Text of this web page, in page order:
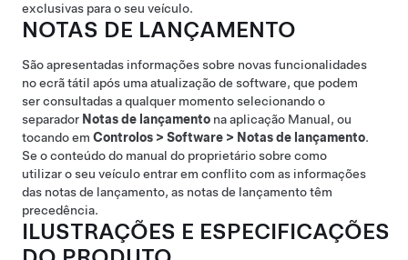
exclusivas para o seu veículo.
NOTAS DE LANÇAMENTO
São apresentadas informações sobre novas funcionalidades
no ecrã tátil após uma atualização de software, que podem
ser consultadas a qualquer momento selecionando o
separador Notas de lançamento na aplicação Manual, ou
tocando em Controlos > Software > Notas de lançamento.
Se o conteúdo do manual do proprietário sobre como
utilizar o seu veículo entrar em conflito com as informações
das notas de lançamento, as notas de lançamento têm
precedência.
ILUSTRAÇÕES E ESPECIFICAÇÕES